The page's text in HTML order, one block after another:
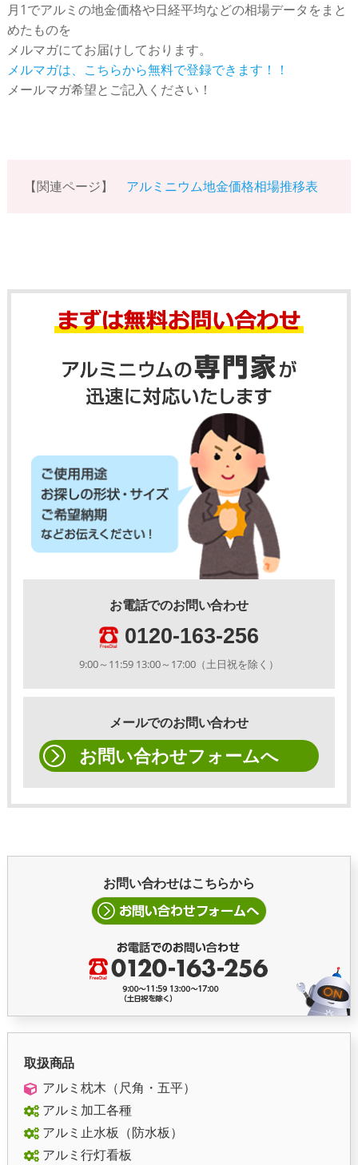
月1でアルミの地金価格や日経平均などの相場データをまと
めたものを
メルマガにてお届けしております。
メルマガは、こちらから無料で登録できます！！
メールマガ希望とご記入ください！
【関連ページ】 アルミニウム地金価格相場推移表
お電話でのお問い合わせ
0120-163-256
9:00～11:59 13:00～17:00（土日祝を除く）
メールでのお問い合わせ
お問い合わせフォームへ
お問い合わせはこちらから
取扱商品
アルミ枕木（尺角・五平）
アルミ加工各種
アルミ止水板（防水板）
アルミ行灯看板